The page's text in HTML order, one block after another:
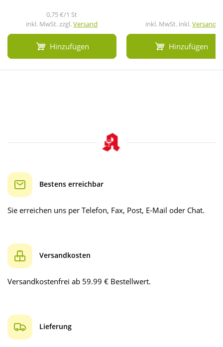
0,75 €/1 St
inkl. MwSt. zzgl.Versand
Hinzufügen
inkl. MwSt. inkl.Versand
Hinzufügen
Bestens erreichbar
Sie erreichen uns per Telefon, Fax, Post, E-Mail oder Chat.
Versandkosten
Versandkostenfrei ab 59.99 € Bestellwert.
Lieferung